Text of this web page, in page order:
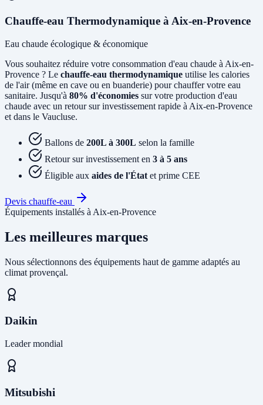
Chauffe-eau Thermodynamique à Aix-en-Provence
Eau chaude écologique & économique
Vous souhaitez réduire votre consommation d'eau chaude à Aix-en-
Provence ? Le chauffe-eau thermodynamique utilise les calories
de l'air (même en cave ou en buanderie) pour chauffer votre eau
sanitaire. Jusqu'à 80% d'économies sur votre production d'eau
chaude avec un retour sur investissement rapide à Aix-en-Provence
et dans le Vaucluse.
Ballons de 200L à 300L selon la famille
Retour sur investissement en 3 à 5 ans
Éligible aux aides de l'État et prime CEE
Devis chauffe-eau
Équipements installés à Aix-en-Provence
Les meilleures marques
Nous sélectionnons des équipements haut de gamme adaptés au
climat provençal.
Daikin
Leader mondial
Mitsubishi